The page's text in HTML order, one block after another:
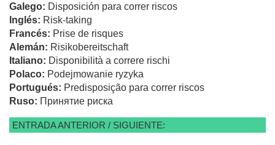
Galego: Disposición para correr riscos
Inglés: Risk-taking
Francés: Prise de risques
Alemán: Risikobereitschaft
Italiano: Disponibilità a correre rischi
Polaco: Podejmowanie ryzyka
Portugués: Predisposição para correr riscos
Ruso: Принятие риска
ENTRADA ANTERIOR / SIGUIENTE: